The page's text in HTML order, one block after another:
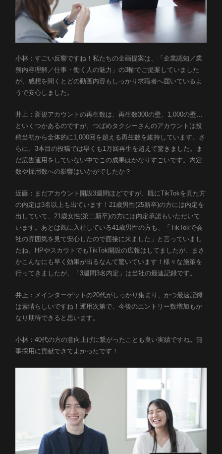
小林：すごい反響ですね！私たちの企画提案は、「企業認知／業
務内容理解／仕事・働く人の魅力」の3軸でご提案していました
が、感想を聞くとどの動画内容もしっかり求職者へ届いているよ
うで安心しました。
井上：新規アカウントの再生数は、再生数300の壁、1,000の壁…
といくつかあるのですが、つばめタクシーさんのアカウントは投
稿当初から全体的に1,000回を超える再生数を維持しています。さ
らに、3本目の投稿では早くも1万回再生を超えて驚きました。ま
だ広告運用をしていない中でこの成果はかなりすごいです。内定
数や採用数への影響はいかがでしたか？
近藤：まだアカウント開設3週間ほどですが、既にTikTokを見た方
の内定は3名以上も出ています！21歳男性(25新卒)の方には内定を
出していて、21歳女性(第二新卒)の方には内定承諾もいただいて
います。あとは既に入社している41歳男性の方も、「TikTokで会
社の雰囲気を見て安心したので面接に来ました」と言っていまし
たね。HPやスカウトでもTikTok開設の広報はしてましたが、まさ
かこんなにも早く効果が出るなんて驚いています！様々な施策を
行ってきましたが、「3週間3名内定」は当社の最速記録です。
井上：メインターゲットの20代がしっかり集まり、かつ最速記録
は素晴らしいですね！運用次第で、今後のエントリー数増加もか
なり期待できると思います。
小林：40代の方の意向上げに繋がったことも良い実績ですね。無
事採用に貢献できてよかったです！